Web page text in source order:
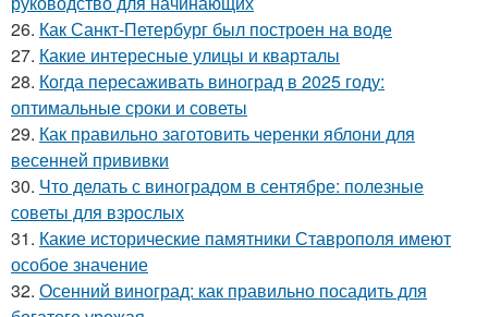
26. Как Санкт-Петербург был построен на воде
27. Какие интересные улицы и кварталы
28. Когда пересаживать виноград в 2025 году:
оптимальные сроки и советы
29. Как правильно заготовить черенки яблони для
весенней прививки
30. Что делать с виноградом в сентябре: полезные
советы для взрослых
31. Какие исторические памятники Ставрополя имеют
особое значение
32. Осенний виноград: как правильно посадить для